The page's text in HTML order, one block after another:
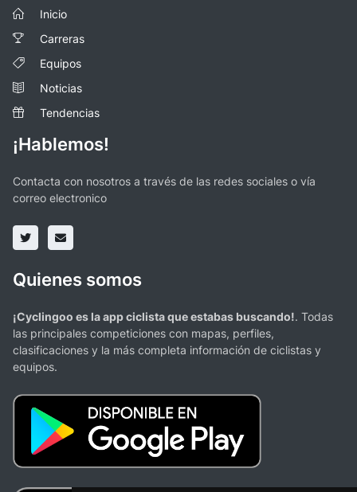
Inicio
Carreras
Equipos
Noticias
Tendencias
¡Hablemos!
Contacta con nosotros a través de las redes sociales o vía
correo electronico
Quienes somos
¡Cyclingoo es la app ciclista que estabas buscando!. Todas
las principales competiciones con mapas, perfiles,
clasificaciones y la más completa información de ciclistas y
equipos.